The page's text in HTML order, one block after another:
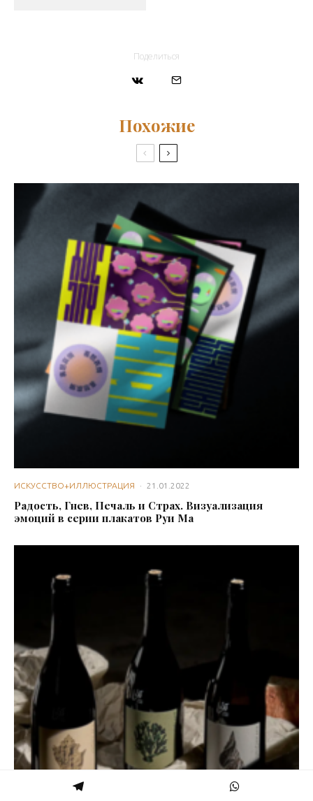
Поделиться
Похожие
ИСКУССТВО+ИЛЛЮСТРАЦИЯ · 21.01.2022
Радость, Гнев, Печаль и Страх. Визуализация
эмоций в серии плакатов Руи Ма